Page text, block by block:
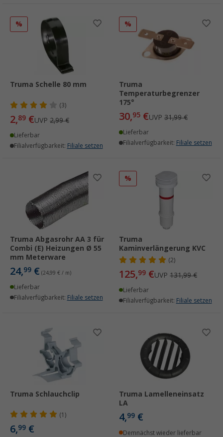
%
Truma Schelle 80 mm
(3)
2,89 €UVP 2,99 €
Lieferbar
Filialverfügbarkeit: Filiale setzen
%
Truma
Temperaturbegrenzer
175°
30,95 €UVP 31,99 €
Lieferbar
Filialverfügbarkeit: Filiale setzen
Truma Abgasrohr AA 3 für
Combi (E) Heizungen Ø 55
mm Meterware
24,99 € (24,99 € / m)
Lieferbar
Filialverfügbarkeit: Filiale setzen
%
Truma
Kaminverlängerung KVC
(2)
125,99 €UVP 131,99 €
Lieferbar
Filialverfügbarkeit: Filiale setzen
Truma Schlauchclip
(1)
6,99 €
Truma Lamelleneinsatz
LA
4,99 €
Demnächst wieder lieferbar